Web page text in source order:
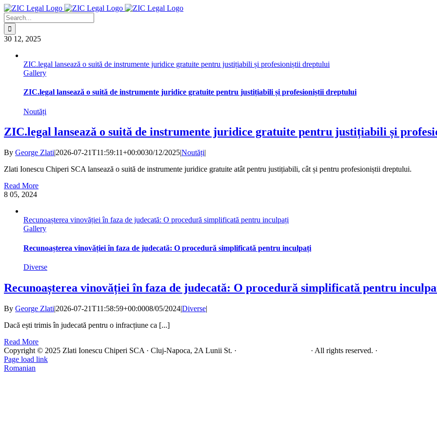
Skip
to
content
Search
for:
30 12, 2025
ZIC.legal lansează o suită de instrumente juridice gratuite pentru justițiabili și profesioniștii dreptului
Gallery
ZIC.legal lansează o suită de instrumente juridice gratuite pentru justițiabili și profesioniștii dreptului
Noutăți
ZIC.legal lansează o suită de instrumente juridice gratuite pentru justițiabili și
By George Zlati|2026-07-21T11:59:11+00:0030/12/2025|Noutăți|
Zlati Ionescu Chiperi SCA lansează o suită de instrumente juridice gratuite atât pentru justițiabili, cât și pentru profesioniștii dreptului.
Read More
8 05, 2024
Recunoașterea vinovăției în faza de judecată: O procedură simplificată pentru inculpați
Gallery
Recunoașterea vinovăției în faza de judecată: O procedură simplificată pentru inculpați
Diverse
Recunoașterea vinovăției în faza de judecată: O procedură simplificată pentru
By George Zlati|2026-07-21T11:58:59+00:0008/05/2024|Diverse|
Dacă ești trimis în judecată pentru o infracțiune ca [...]
Read More
Copyright © 2025 Zlati Ionescu Chiperi SCA · Cluj-Napoca, 2A Lunii St. ·
· All rights reserved. ·
Page load link
Romanian